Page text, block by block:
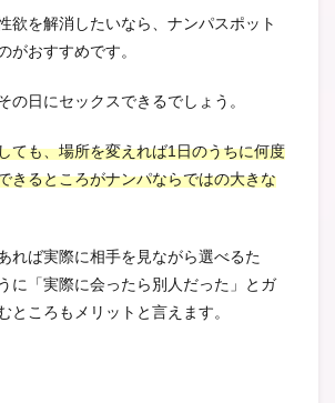
欲を解消したいなら、ナンパスポット
がおすすめです。
の日にセックスできるでしょう。
ても、場所を変えれば1日のうちに何度
きるところがナンパならではの大きな
れば実際に相手を見ながら選べるた
に「実際に会ったら別人だった」とガ
ところもメリットと言えます。